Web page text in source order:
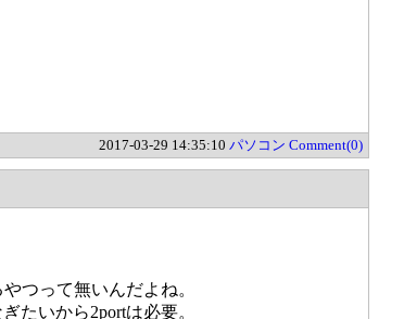
2017-03-29 14:35:10 パソコン Comment(0)
つって無いんだよね。
たいから2portは必要。